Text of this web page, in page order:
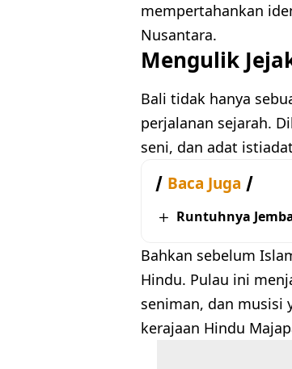
mempertahankan
Nusantara.
Mengulik
Bali tidak hanya
perjalanan sejarah.
seni, dan adat
Baca Juga
Runtuhnya
Bahkan sebelum
Hindu. Pulau ini
seniman, dan musisi
kerajaan Hindu